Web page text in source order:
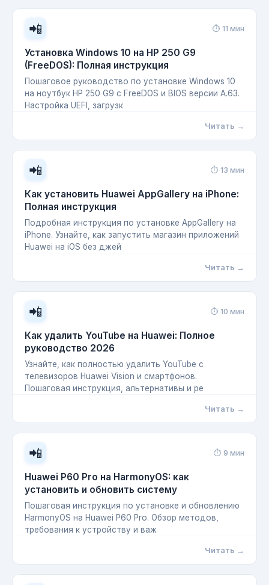
📲 ⏱ 11 мин
Установка Windows 10 на HP 250 G9
(FreeDOS): Полная инструкция
Пошаговое руководство по установке Windows 10
на ноутбук HP 250 G9 с FreeDOS и BIOS версии A.63.
Настройка UEFI, загрузк
Читать →
📲 ⏱ 13 мин
Как установить Huawei AppGallery на iPhone:
Полная инструкция
Подробная инструкция по установке AppGallery на
iPhone. Узнайте, как запустить магазин приложений
Huawei на iOS без джей
Читать →
📲 ⏱ 10 мин
Как удалить YouTube на Huawei: Полное
руководство 2026
Узнайте, как полностью удалить YouTube с
телевизоров Huawei Vision и смартфонов.
Пошаговая инструкция, альтернативы и ре
Читать →
📲 ⏱ 9 мин
Huawei P60 Pro на HarmonyOS: как
установить и обновить систему
Пошаговая инструкция по установке и обновлению
HarmonyOS на Huawei P60 Pro. Обзор методов,
требования к устройству и важ
Читать →